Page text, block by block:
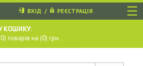
☰
ВХІД / РЕЄСТРАЦІЯ
КОШИКУ:
0) товарів на (0) грн.